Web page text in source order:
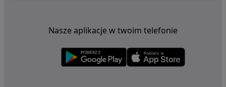
Nasze aplikacje w twoim telefonie